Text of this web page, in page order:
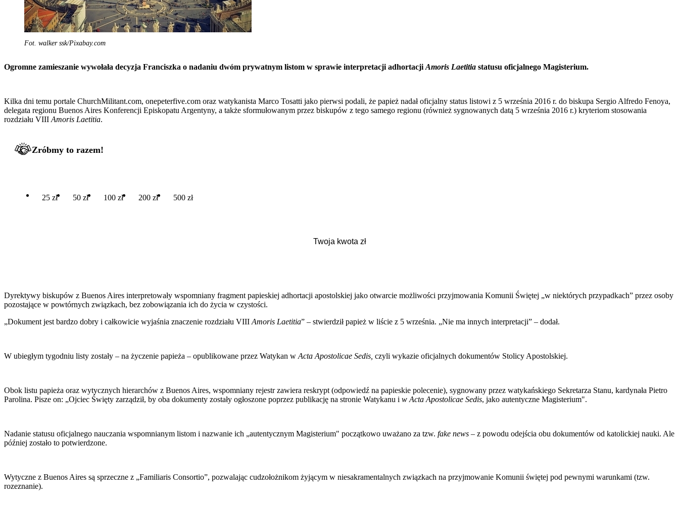
Fot. walker ssk/Pixabay.com
Ogromne zamieszanie wywołała decyzja Franciszka o nadaniu dwóm prywatnym listom w sprawie interpretacji adhortacji Amoris Laetitia statusu oficjalnego Magisterium.
Kilka dni temu portale ChurchMilitant.com, onepeterfive.com oraz watykanista Marco Tosatti jako pierwsi podali, że papież nadał oficjalny status listowi z 5 września 2016 r. do biskupa Sergio Alfredo Fenoya,
delegata regionu Buenos Aires Konferencji Episkopatu Argentyny, a także sformułowanym przez biskupów z tego samego regionu (również sygnowanych datą 5 września 2016 r.) kryteriom stosowania
rozdziału VIII Amoris Laetitia.
Zróbmy to razem!
25 zł 50 zł 100 zł 200 zł 500 zł
Dyrektywy biskupów z Buenos Aires interpretowały wspomniany fragment papieskiej adhortacji apostolskiej jako otwarcie możliwości przyjmowania Komunii Świętej „w niektórych przypadkach” przez osoby
pozostające w powtórnych związkach, bez zobowiązania ich do życia w czystości.
„Dokument jest bardzo dobry i całkowicie wyjaśnia znaczenie rozdziału VIII Amoris Laetitia” – stwierdził papież w liście z 5 września. „Nie ma innych interpretacji” – dodał.
W ubiegłym tygodniu listy zostały – na życzenie papieża – opublikowane przez Watykan w Acta Apostolicae Sedis, czyli wykazie oficjalnych dokumentów Stolicy Apostolskiej.
Obok listu papieża oraz wytycznych hierarchów z Buenos Aires, wspomniany rejestr zawiera reskrypt (odpowiedź na papieskie polecenie), sygnowany przez watykańskiego Sekretarza Stanu, kardynała Pietro
Parolina. Pisze on: „Ojciec Święty zarządził, by oba dokumenty zostały ogłoszone poprzez publikację na stronie Watykanu i w Acta Apostolicae Sedis, jako autentyczne Magisterium".
Nadanie statusu oficjalnego nauczania wspomnianym listom i nazwanie ich „autentycznym Magisterium" początkowo uważano za tzw. fake news – z powodu odejścia obu dokumentów od katolickiej nauki. Ale
później zostało to potwierdzone.
Wytyczne z Buenos Aires są sprzeczne z „Familiaris Consortio”, pozwalając cudzołożnikom żyjącym w niesakramentalnych związkach na przyjmowanie Komunii świętej pod pewnymi warunkami (tzw.
rozeznanie).